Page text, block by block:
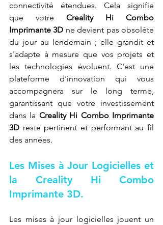
connectivité étendues. Cela signifie
que votre Creality Hi Combo
Imprimante 3D ne devient pas obsolète
du jour au lendemain ; elle grandit et
s'adapte à mesure que vos projets et
les technologies évoluent. C'est une
plateforme d'innovation qui vous
accompagnera sur le long terme,
garantissant que votre investissement
dans la Creality Hi Combo Imprimante
3D reste pertinent et performant au fil
des années.
Les Mises à Jour Logicielles et
la Creality Hi Combo
Imprimante 3D.
Les mises à jour logicielles jouent un